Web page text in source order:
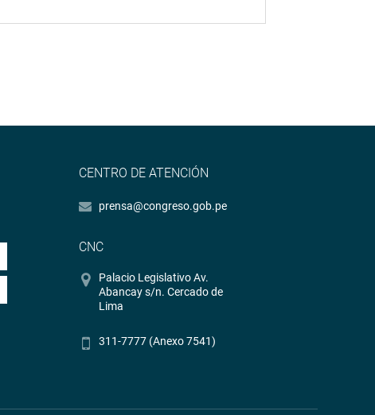
CENTRO DE ATENCIÓN
prensa@congreso.gob.pe
CNC
Palacio Legislativo Av.
Abancay s/n. Cercado de
Lima
311-7777 (Anexo 7541)